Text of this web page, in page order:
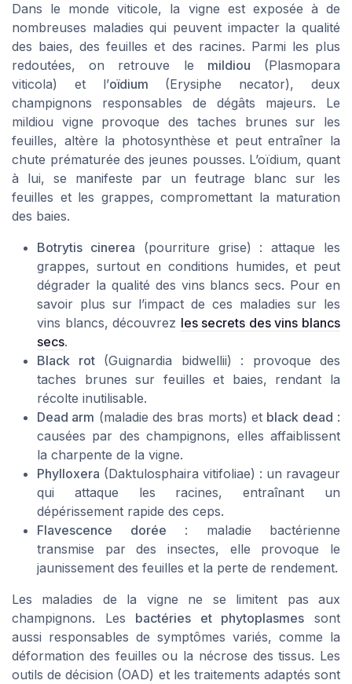
Dans le monde viticole, la vigne est exposée à de
nombreuses maladies qui peuvent impacter la qualité
des baies, des feuilles et des racines. Parmi les plus
redoutées, on retrouve le mildiou (Plasmopara
viticola) et l’oïdium (Erysiphe necator), deux
champignons responsables de dégâts majeurs. Le
mildiou vigne provoque des taches brunes sur les
feuilles, altère la photosynthèse et peut entraîner la
chute prématurée des jeunes pousses. L’oïdium, quant
à lui, se manifeste par un feutrage blanc sur les
feuilles et les grappes, compromettant la maturation
des baies.
Botrytis cinerea (pourriture grise) : attaque les
grappes, surtout en conditions humides, et peut
dégrader la qualité des vins blancs secs. Pour en
savoir plus sur l’impact de ces maladies sur les
vins blancs, découvrez les secrets des vins blancs
secs.
Black rot(Guignardia bidwellii) : provoque des
taches brunes sur feuilles et baies, rendant la
récolte inutilisable.
Dead arm (maladie des bras morts) et black dead :
causées par des champignons, elles affaiblissent
la charpente de la vigne.
Phylloxera (Daktulosphaira vitifoliae) : un ravageur
qui attaque les racines, entraînant un
dépérissement rapide des ceps.
Flavescence dorée : maladie bactérienne
transmise par des insectes, elle provoque le
jaunissement des feuilles et la perte de rendement.
Les maladies de la vigne ne se limitent pas aux
champignons. Les bactéries et phytoplasmes sont
aussi responsables de symptômes variés, comme la
déformation des feuilles ou la nécrose des tissus. Les
outils de décision (OAD) et les traitements adaptés sont